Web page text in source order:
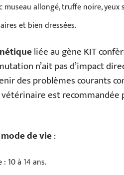
museau allongé, truffe noire, yeux
et bien dressées.
liée au gène KIT
n’ait pas d’impact
des problèmes courants
est
mode de vie:
10 à 14 ans.